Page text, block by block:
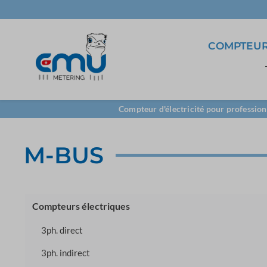
3ph. direct
5A Transformateur
raccordement
Logiciel
Compteur d'électricité pour
M-BUS
Compteurs électriques
3ph. direct
3ph. indirect